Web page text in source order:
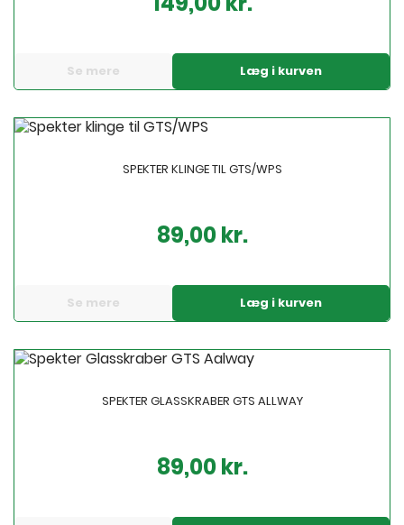
Se mere Læg i kurven
SPEKTER KLINGE TIL GTS/WPS
89,00 kr.
Se mere Læg i kurven
SPEKTER GLASSKRABER GTS ALLWAY
89,00 kr.